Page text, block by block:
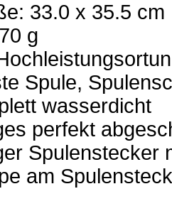
33.0 x 35.5 cm
g
Spule,
wasserdicht
perfekt
Spulenstecker
am